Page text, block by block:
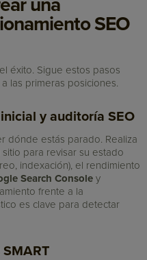
una
SEO
éxito. Sigue estos pasos
las primeras posiciones.
y auditoría SEO
dónde estás parado. Realiza
para revisar su estado
indexación), el rendimiento
Search Console y
frente a la
es clave para detectar